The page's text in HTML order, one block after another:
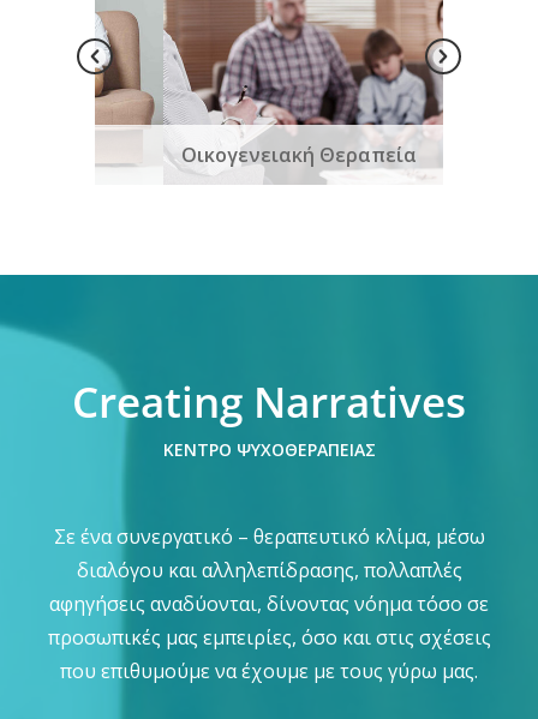
Οικογενειακή Θεραπεία
Creating Narratives
ΚΕΝΤΡΟ ΨΥΧΟΘΕΡΑΠΕΙΑΣ
Σε ένα συνεργατικό – θεραπευτικό κλίμα, μέσω
διαλόγου και αλληλεπίδρασης, πολλαπλές
αφηγήσεις αναδύονται, δίνοντας νόημα τόσο σε
προσωπικές μας εμπειρίες, όσο και στις σχέσεις
που επιθυμούμε να έχουμε με τους γύρω μας.